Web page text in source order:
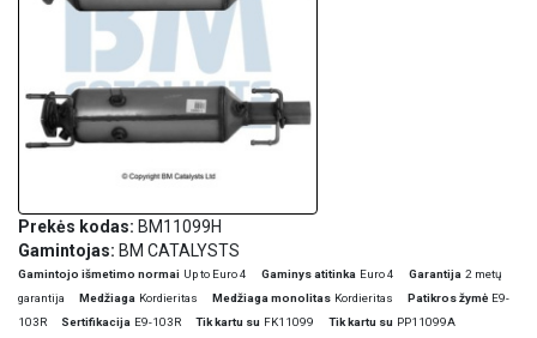
Prekės kodas: BM11099H
Gamintojas: BM CATALYSTS
Gamintojo išmetimo normai Up to Euro 4 Gaminys atitinka Euro 4 Garantija 2 metų
garantija
Medžiaga Kordieritas Medžiaga monolitas Kordieritas Patikros žymė E9-
103R
Sertifikacija E9-103R Tik kartu su FK11099 Tik kartu su PP11099A